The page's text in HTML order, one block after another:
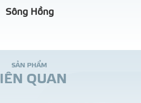
Sông Hồng
SẢN PHẨM
IÊN QUAN